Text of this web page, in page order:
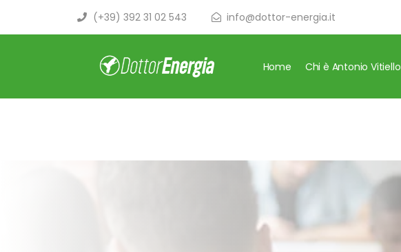
(+39) 392 31 02 543 info@dottor-energia.it
Home Chi è Antonio Vitiello